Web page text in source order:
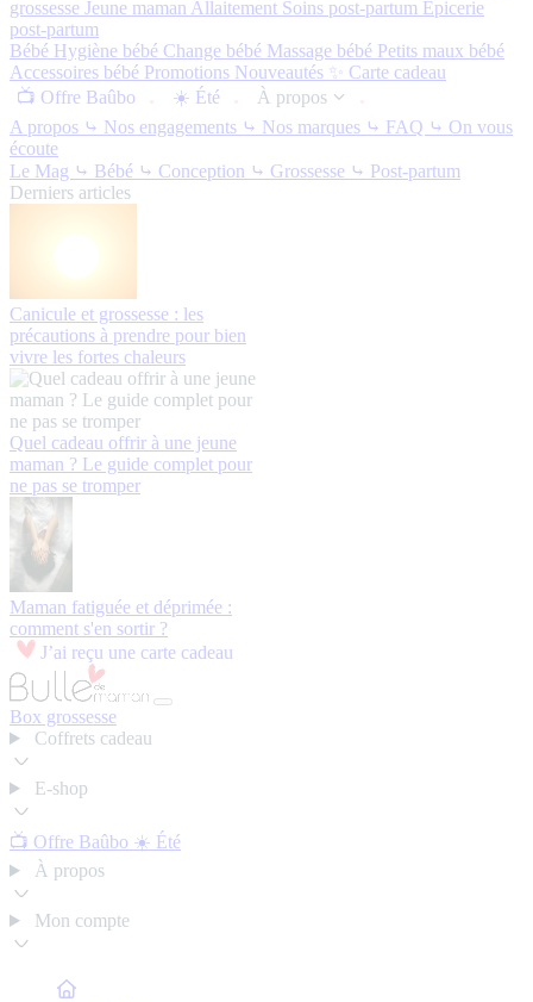
grossesse Jeune maman Allaitement Soins post-partum Épicerie
post-partum
Bébé Hygiène bébé Change bébé Massage bébé Petits maux bébé
Accessoires bébé Promotions Nouveautés ✨ Carte cadeau
📺 Offre Baûbo
☀️ Été
À propos
A propos ⤷ Nos engagements ⤷ Nos marques ⤷ FAQ ⤷ On vous
écoute
Le Mag ⤷ Bébé ⤷ Conception ⤷ Grossesse ⤷ Post-partum
Derniers articles
Canicule et grossesse : les
précautions à prendre pour bien
vivre les fortes chaleurs
Quel cadeau offrir à une jeune
maman ? Le guide complet pour
ne pas se tromper
Maman fatiguée et déprimée :
comment s'en sortir ?
J’ai reçu une carte cadeau
Box grossesse
Coffrets cadeau
E-shop
📺 Offre Baûbo ☀️ Été
À propos
Mon compte
Bulle de Maman